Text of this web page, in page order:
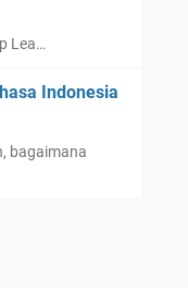
Lea…
Indonesia
bagaimana